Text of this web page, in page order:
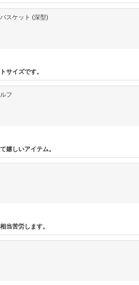
スケット (深型)
サイズです。
フ
嬉しいアイテム。
当苦労します。